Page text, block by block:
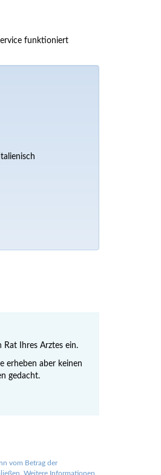
funktioniert
Ihres Arztes ein.
erheben aber keinen
gedacht.
vom Betrag der
Weitere Informationen